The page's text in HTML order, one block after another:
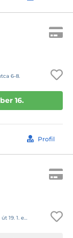
6-8.
16.
Profil
as kapucsengő